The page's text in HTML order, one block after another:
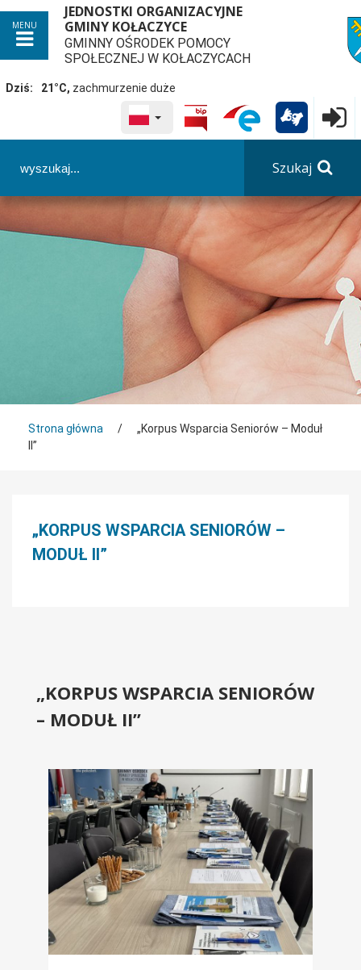
MENU
JEDNOSTKI ORGANIZACYJNE
GMINY KOŁACZYCE
GMINNY OŚRODEK POMOCY
SPOŁECZNEJ W KOŁACZYCACH
Dziś: 21°C, zachmurzenie duże
WYBRANY JĘZYK POLSKA
Szukaj
Tutaj jesteś
Strona główna /
„Korpus Wsparcia Seniorów – Moduł
II”

Menu boczne
„KORPUS WSPARCIA SENIORÓW –
MODUŁ II”
„KORPUS WSPARCIA SENIORÓW
– MODUŁ II”
Seniorze - zadbaj o swoje bezpieczeństwo